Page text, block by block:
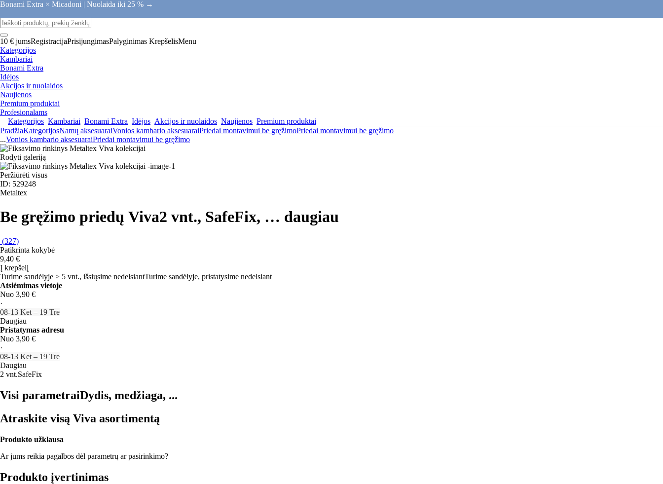
Bonami Extra × Micadoni | Nuolaida iki 25 % →
10 € jumsRegistracijaPrisijungimasPalyginimas KrepšelisMenu
Kategorijos
Kambariai
Bonami Extra
Idėjos
Akcijos ir nuolaidos
Naujienos
Premium produktai
Profesionalams
Kategorijos Kambariai Bonami Extra Idėjos Akcijos ir nuolaidos Naujienos Premium produktai
PradžiaKategorijosNamų aksesuaraiVonios kambario aksesuaraiPriedai montavimui be gręžimoPriedai montavimui be gręžimo
...Vonios kambario aksesuaraiPriedai montavimui be gręžimo
Rodyti galeriją
Peržiūrėti visus
ID: 529248
Metaltex
Be gręžimo priedų Viva2 vnt., SafeFix, … daugiau
(327)
Patikrinta kokybė
9,40 €
Į krepšelį
Turime sandėlyje > 5 vnt., išsiųsime nedelsiantTurime sandėlyje, pristatysime nedelsiant
Atsiėmimas vietoje
Nuo 3,90 €
·
08‑13 Ket – 19 Tre
Daugiau
Pristatymas adresu
Nuo 3,90 €
·
08‑13 Ket – 19 Tre
Daugiau
2 vnt.SafeFix
Visi parametraiDydis, medžiaga, ...
Atraskite visą Viva asortimentą
Produkto užklausa
Ar jums reikia pagalbos dėl parametrų ar pasirinkimo?
Produkto įvertinimas